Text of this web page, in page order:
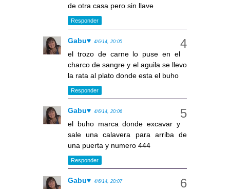
de otra casa pero sin llave
Responder
Gabu♥ 4/6/14, 20:05
el trozo de carne lo puse en el
charco de sangre y el aguila se llevo
la rata al plato donde esta el buho
Responder
Gabu♥ 4/6/14, 20:06
el buho marca donde excavar y
sale una calavera para arriba de
una puerta y numero 444
Responder
Gabu♥ 4/6/14, 20:07